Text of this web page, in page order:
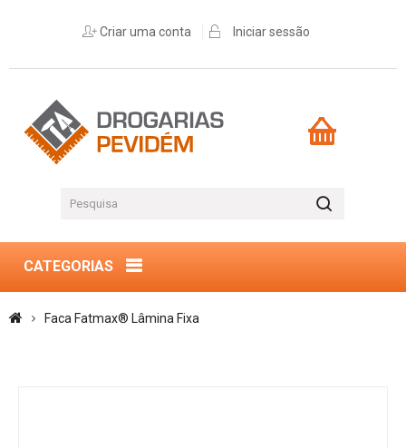
Criar uma conta Iniciar sessão
CATEGORIAS
Faca Fatmax® Lâmina Fixa